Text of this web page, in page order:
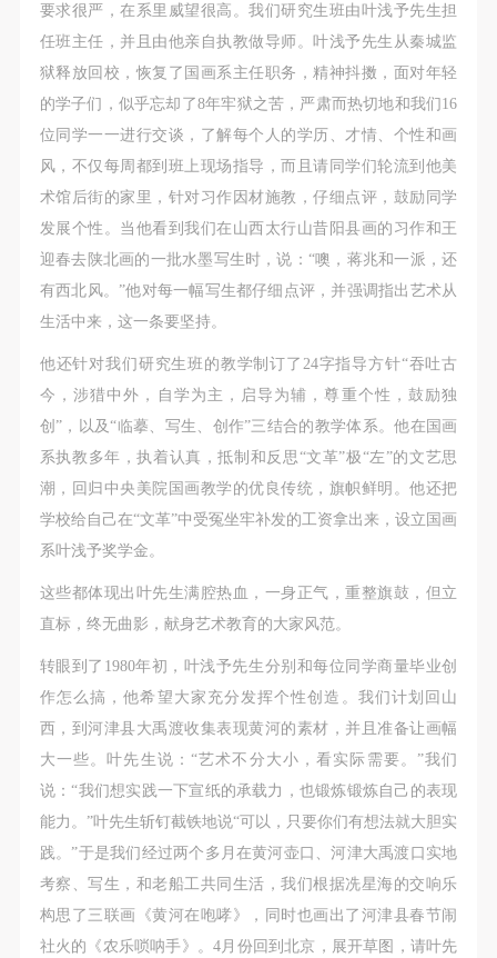
要求很严，在系里威望很高。我们研究生班由叶浅予先生担
任班主任，并且由他亲自执教做导师。叶浅予先生从秦城监
狱释放回校，恢复了国画系主任职务，精神抖擞，面对年轻
的学子们，似乎忘却了8年牢狱之苦，严肃而热切地和我们16
位同学一一进行交谈，了解每个人的学历、才情、个性和画
风，不仅每周都到班上现场指导，而且请同学们轮流到他美
术馆后街的家里，针对习作因材施教，仔细点评，鼓励同学
发展个性。当他看到我们在山西太行山昔阳县画的习作和王
迎春去陕北画的一批水墨写生时，说：“噢，蒋兆和一派，还
有西北风。”他对每一幅写生都仔细点评，并强调指出艺术从
生活中来，这一条要坚持。
他还针对我们研究生班的教学制订了24字指导方针“吞吐古
今，涉猎中外，自学为主，启导为辅，尊重个性，鼓励独
创”，以及“临摹、写生、创作”三结合的教学体系。他在国画
系执教多年，执着认真，抵制和反思“文革”极“左”的文艺思
潮，回归中央美院国画教学的优良传统，旗帜鲜明。他还把
学校给自己在“文革”中受冤坐牢补发的工资拿出来，设立国画
系叶浅予奖学金。
这些都体现出叶先生满腔热血，一身正气，重整旗鼓，但立
直标，终无曲影，献身艺术教育的大家风范。
转眼到了1980年初，叶浅予先生分别和每位同学商量毕业创
作怎么搞，他希望大家充分发挥个性创造。我们计划回山
西，到河津县大禹渡收集表现黄河的素材，并且准备让画幅
大一些。叶先生说：“艺术不分大小，看实际需要。”我们
说：“我们想实践一下宣纸的承载力，也锻炼锻炼自己的表现
能力。”叶先生斩钉截铁地说“可以，只要你们有想法就大胆实
践。”于是我们经过两个多月在黄河壶口、河津大禹渡口实地
考察、写生，和老船工共同生活，我们根据冼星海的交响乐
构思了三联画《黄河在咆哮》，同时也画出了河津县春节闹
社火的《农乐唢呐手》。4月份回到北京，展开草图，请叶先